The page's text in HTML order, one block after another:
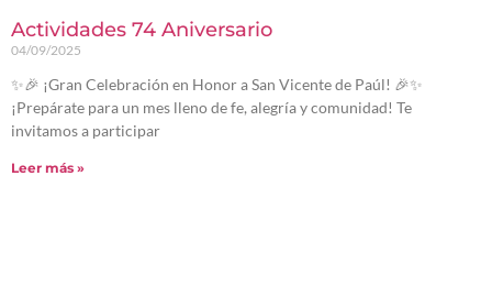
Actividades 74 Aniversario
04/09/2025
✨🎉 ¡Gran Celebración en Honor a San Vicente de Paúl! 🎉✨
¡Prepárate para un mes lleno de fe, alegría y comunidad! Te
invitamos a participar
Leer más »